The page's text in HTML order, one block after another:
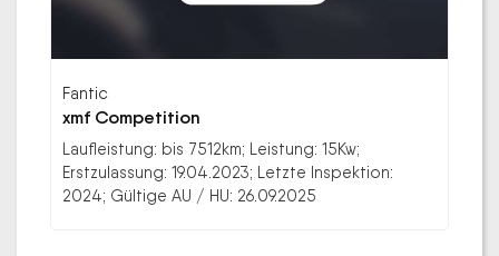
Fantic
xmf Competition
Laufleistung: bis 7512km; Leistung: 15Kw;
Erstzulassung: 19.04.2023; Letzte Inspektion:
2024; Gültige AU / HU: 26.09.2025